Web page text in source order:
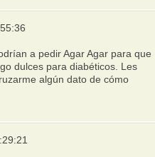
a pedir Agar Agar para que
dulces para diabéticos. Les
algún dato de cómo